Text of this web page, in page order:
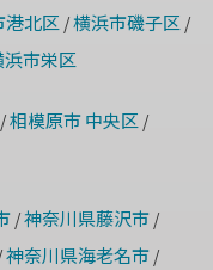
港北区/横浜市磯子区/
浜市栄区
相模原市 中央区/
/神奈川県藤沢市/
神奈川県海老名市/